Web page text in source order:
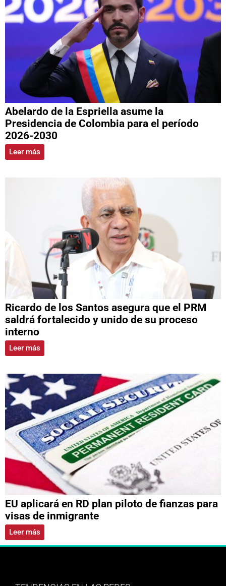
Abelardo de la Espriella asume la
Presidencia de Colombia para el período
2026-2030
Leer más
Ricardo de los Santos asegura que el PRM
saldrá fortalecido y unido de su proceso
interno
Leer más
EU aplicará en RD plan piloto de fianzas para
visas de inmigrante
Leer más